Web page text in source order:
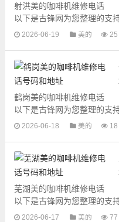
射洪美的咖啡机维修电话
以下是古锋网为您整理的支
修网点地址和号码信息，可
2026-06-19 美的
鹤岗美的咖啡机维修电话
以下是古锋网为您整理的支
修网点地址和号码信息，可
2026-06-18 美的
芜湖美的咖啡机维修电话
以下是古锋网为您整理的支
修网点地址和号码信息，可
2026-06-17 美的